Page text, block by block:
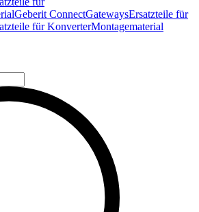
Geberit ConnectGatewaysErsatzteile für
für KonverterMontagematerial